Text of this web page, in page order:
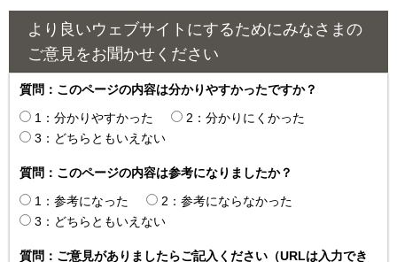
より良いウェブサイトにするためにみなさまの
ご意見をお聞かせください
質問：このページの内容は分かりやすかったですか？
1：分かりやすかった
2：分かりにくかった
3：どちらともいえない
質問：このページの内容は参考になりましたか？
1：参考になった
2：参考にならなかった
3：どちらともいえない
質問：ご意見がありましたらご記入ください（URLは入力でき